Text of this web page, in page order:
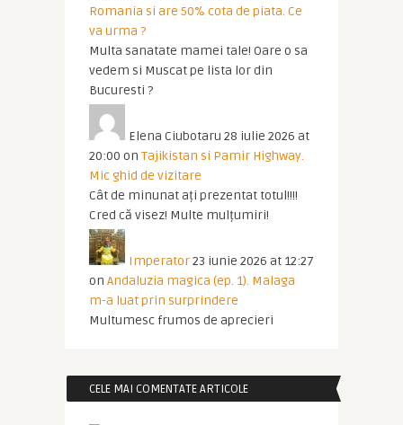
Romania si are 50% cota de piata. Ce
va urma ?
Multa sanatate mamei tale! Oare o sa
vedem si Muscat pe lista lor din
Bucuresti ?
Elena Ciubotaru 28 iulie 2026 at
20:00 on Tajikistan si Pamir Highway.
Mic ghid de vizitare
Cât de minunat ați prezentat totul!!!!
Cred că visez! Multe mulțumiri!
Imperator23 iunie 2026 at 12:27
on Andaluzia magica (ep. 1). Malaga
m-a luat prin surprindere
Multumesc frumos de aprecieri
CELE MAI COMENTATE ARTICOLE